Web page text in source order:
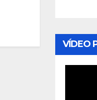
VÍDEO